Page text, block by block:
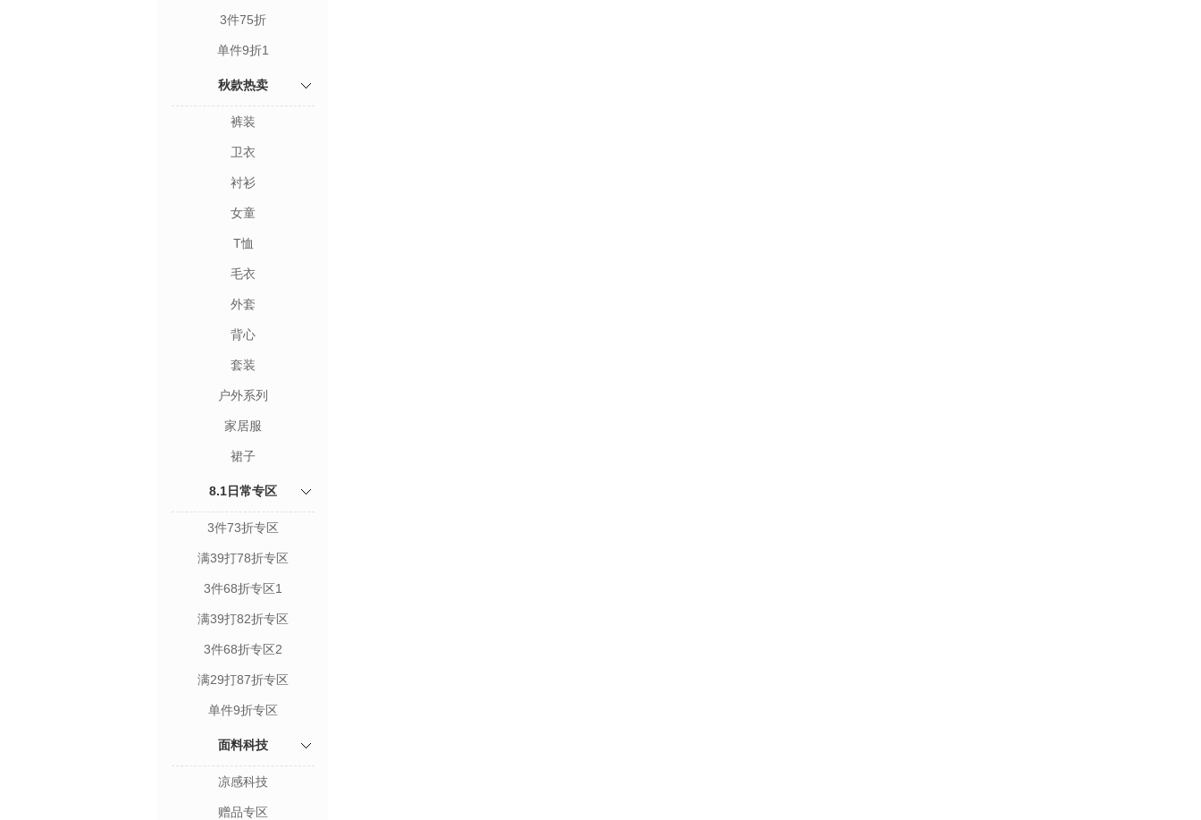
3件75折
单件9折1
秋款热卖
裤装
卫衣
衬衫
女童
T恤
毛衣
外套
背心
套装
户外系列
家居服
裙子
8.1日常专区
3件73折专区
满39打78折专区
3件68折专区1
满39打82折专区
3件68折专区2
满29打87折专区
单件9折专区
面料科技
凉感科技
赠品专区